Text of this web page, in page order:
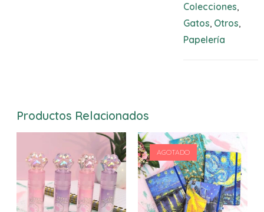
Colecciones
Gatos Otros
Papelería
Productos Relacionados
AGOTADO